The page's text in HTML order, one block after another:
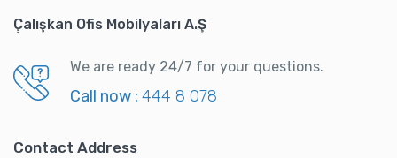
Çalışkan Ofis Mobilyaları A.Ş
We are ready 24/7 for your questions.
Call now : 444 8 078
Contact Address